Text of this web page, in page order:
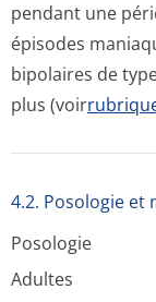
pendant une
épisodes
bipolaires de
plus (voir
4.2. Posologie
Posologie
Adultes